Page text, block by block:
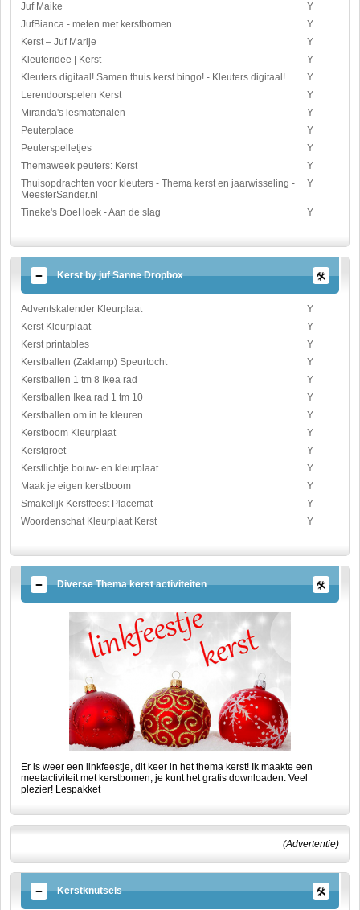
Juf Maike
Y
JufBianca - meten met kerstbomen
Y
Kerst – Juf Marije
Y
Kleuteridee | Kerst
Y
Kleuters digitaal! Samen thuis kerst bingo! - Kleuters digitaal!
Y
Lerendoorspelen Kerst
Y
Miranda's lesmaterialen
Y
Peuterplace
Y
Peuterspelletjes
Y
Themaweek peuters: Kerst
Y
Thuisopdrachten voor kleuters - Thema kerst en jaarwisseling -
MeesterSander.nl
Y
Tineke's DoeHoek - Aan de slag Y
Kerst by juf Sanne Dropbox
Adventskalender Kleurplaat
Y
Kerst Kleurplaat
Y
Kerst printables
Y
Kerstballen (Zaklamp) Speurtocht
Y
Kerstballen 1 tm 8 Ikea rad
Y
Kerstballen Ikea rad 1 tm 10
Y
Kerstballen om in te kleuren
Y
Kerstboom Kleurplaat
Y
Kerstgroet
Y
Kerstlichtje bouw- en kleurplaat
Y
Maak je eigen kerstboom
Y
Smakelijk Kerstfeest Placemat
Y
Woordenschat Kleurplaat Kerst
Y
Diverse Thema kerst activiteiten
Er is weer een linkfeestje, dit keer in het thema kerst! Ik maakte een
meetactiviteit met kerstbomen, je kunt het gratis downloaden. Veel
plezier! Lespakket
(Advertentie)
Kerstknutsels